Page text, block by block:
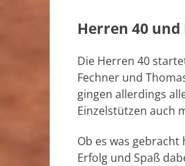
Herren 40
Die Herren 40
Fechner und
gingen allerdings
Einzelstützen auch
Ob es was
Erfolg und Spaß